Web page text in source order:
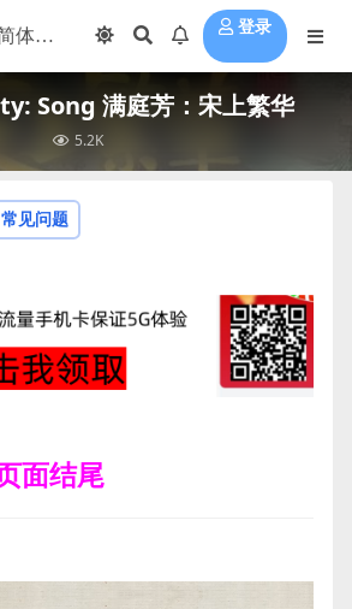
登录
Song 满庭芳：宋上繁华
5.2K
常见问题
面结尾